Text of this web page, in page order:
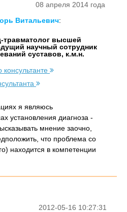
08 апреля 2014 года
Витальевич:
травматолог высшей
научный сотрудник
суставов, к.м.н.
я являюсь
установления диагноза -
мнение заочно,
что проблема со
находится в компетенции
2012-05-16 10:27:31